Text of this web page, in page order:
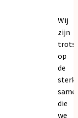
Wij
zijn
trots
op
de
die
we